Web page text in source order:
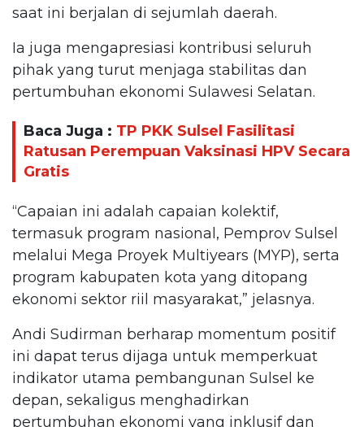
saat ini berjalan di sejumlah daerah.
Ia juga mengapresiasi kontribusi seluruh
pihak yang turut menjaga stabilitas dan
pertumbuhan ekonomi Sulawesi Selatan.
Baca Juga : TP PKK Sulsel Fasilitasi
Ratusan Perempuan Vaksinasi HPV Secara
Gratis
“Capaian ini adalah capaian kolektif,
termasuk program nasional, Pemprov Sulsel
melalui Mega Proyek Multiyears (MYP), serta
program kabupaten kota yang ditopang
ekonomi sektor riil masyarakat,” jelasnya.
Andi Sudirman berharap momentum positif
ini dapat terus dijaga untuk memperkuat
indikator utama pembangunan Sulsel ke
depan, sekaligus menghadirkan
pertumbuhan ekonomi yang inklusif dan